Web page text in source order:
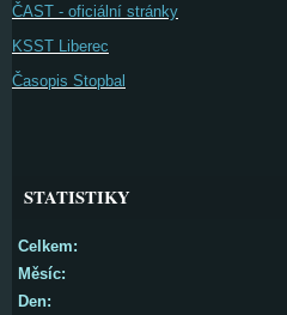
ČAST - oficiální stránky
KSST Liberec
Časopis Stopbal
STATISTIKY
Celkem:
Měsíc:
Den: